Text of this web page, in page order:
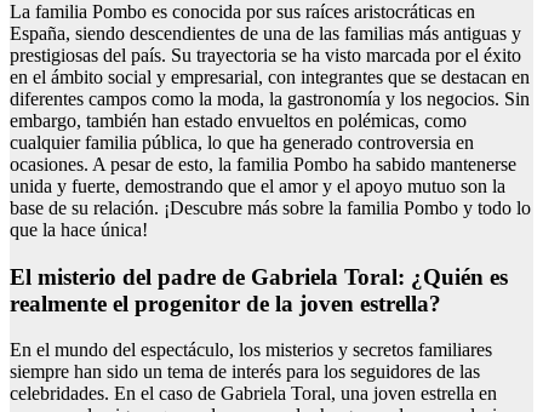
La familia Pombo es conocida por sus raíces aristocráticas en
España, siendo descendientes de una de las familias más antiguas y
prestigiosas del país. Su trayectoria se ha visto marcada por el éxito
en el ámbito social y empresarial, con integrantes que se destacan en
diferentes campos como la moda, la gastronomía y los negocios. Sin
embargo, también han estado envueltos en polémicas, como
cualquier familia pública, lo que ha generado controversia en
ocasiones. A pesar de esto, la familia Pombo ha sabido mantenerse
unida y fuerte, demostrando que el amor y el apoyo mutuo son la
base de su relación. ¡Descubre más sobre la familia Pombo y todo lo
que la hace única!
El misterio del padre de Gabriela Toral: ¿Quién es
realmente el progenitor de la joven estrella?
En el mundo del espectáculo, los misterios y secretos familiares
siempre han sido un tema de interés para los seguidores de las
celebridades. En el caso de Gabriela Toral, una joven estrella en